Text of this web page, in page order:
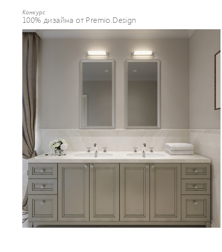
Конкурс
100% дизайна от Premio.Design